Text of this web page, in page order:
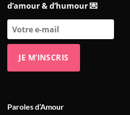
d’amour & d’humour 💌
Paroles d’Amour